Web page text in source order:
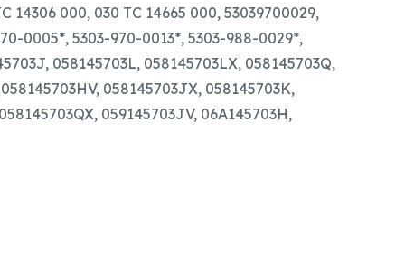
14306 000, 030 TC 14665 000, 53039700029,
0005*, 5303-970-0013*, 5303-988-0029*,
058145703L, 058145703LX, 058145703Q,
058145703JX, 058145703K,
059145703JV, 06A145703H,